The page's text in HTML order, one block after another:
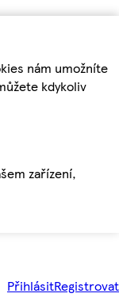
nám umožníte
kdykoliv
zařízení,
PřihlásitRegistrovat